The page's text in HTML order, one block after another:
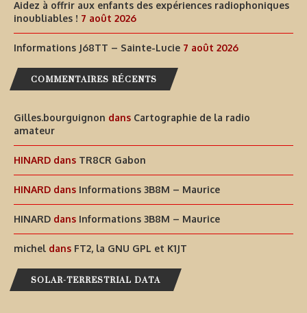
Aidez à offrir aux enfants des expériences radiophoniques
inoubliables ! 7 août 2026
Informations J68TT – Sainte-Lucie 7 août 2026
COMMENTAIRES RÉCENTS
Gilles.bourguignon dans Cartographie de la radio
amateur
HINARD dans TR8CR Gabon
HINARD dans Informations 3B8M – Maurice
HINARD dans Informations 3B8M – Maurice
michel dans FT2, la GNU GPL et K1JT
SOLAR-TERRESTRIAL DATA